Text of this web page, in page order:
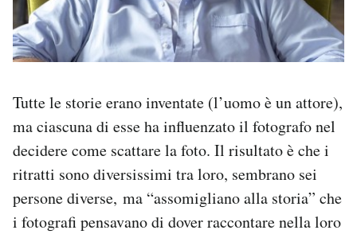
Tutte le storie erano inventate (l’uomo è un attore),
ma ciascuna di esse ha influenzato il fotografo nel
decidere come scattare la foto. Il risultato è che i
ritratti sono diversissimi tra loro, sembrano sei
persone diverse, ma “assomigliano alla storia” che
i fotografi pensavano di dover raccontare nella loro